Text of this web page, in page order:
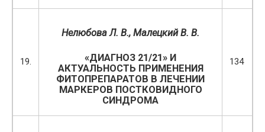
19.
Нелюбова Л. В., Малецкий В. В.
«ДИАГНОЗ 21/21» И
АКТУАЛЬНОСТЬ ПРИМЕНЕНИЯ
ФИТОПРЕПАРАТОВ В ЛЕЧЕНИИ
МАРКЕРОВ ПОСТКОВИДНОГО
СИНДРОМА
134